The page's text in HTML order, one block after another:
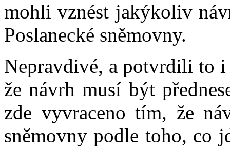
mohli vznést jakýkoliv
Poslanecké sněmovny.
Nepravdivé, a potvrdili to
že návrh musí být
zde vyvraceno tím, že
sněmovny podle toho, co